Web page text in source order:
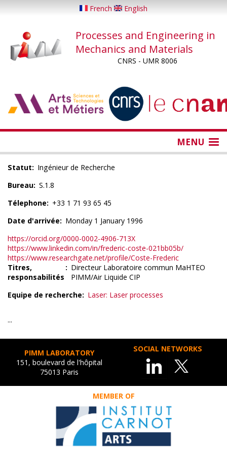
content
French English
Processes and Engineering in
Mechanics and Materials
CNRS - UMR 8006
MENU
Statut
Ingénieur de Recherche
Bureau S.1.8
Télephone
+33 1 71 93 65 45
Date d'arrivée
Monday 1 January 1996
https://orcid.org/0000-0002-4906-713X
https://www.linkedin.com/in/frederic-coste-021bb05b/
https://www.researchgate.net/profile/Coste-Frederic
Titres,
responsabilités
Directeur Laboratoire commun MaHTEO
PIMM/Air Liquide CIP
Equipe de recherche
Laser: Laser processes
...
PIMM LABORATORY
151, boulevard de l'hôpital
75013 Paris
SOCIAL NETWORKS
MEMBER OF